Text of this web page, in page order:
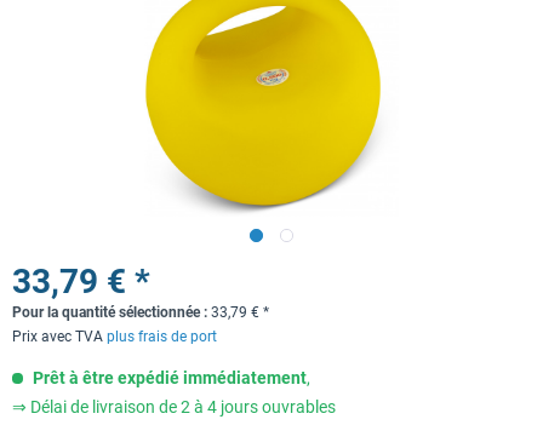
33,79 € *
Pour la quantité sélectionnée : 33,79 € *
Prix avec TVA plus frais de port
Prêt à être expédié immédiatement,
⇒ Délai de livraison de 2 à 4 jours ouvrables